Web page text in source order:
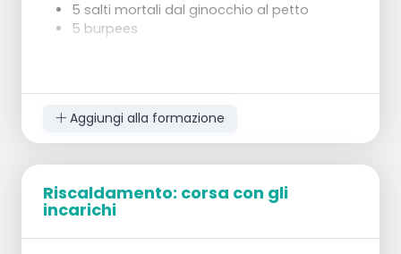
5 salti mortali dal ginocchio al petto
5 burpees
Al termine, faremo stretching in modo
indipendente.
Aggiungi alla formazione
Riscaldamento: corsa con gli
incarichi